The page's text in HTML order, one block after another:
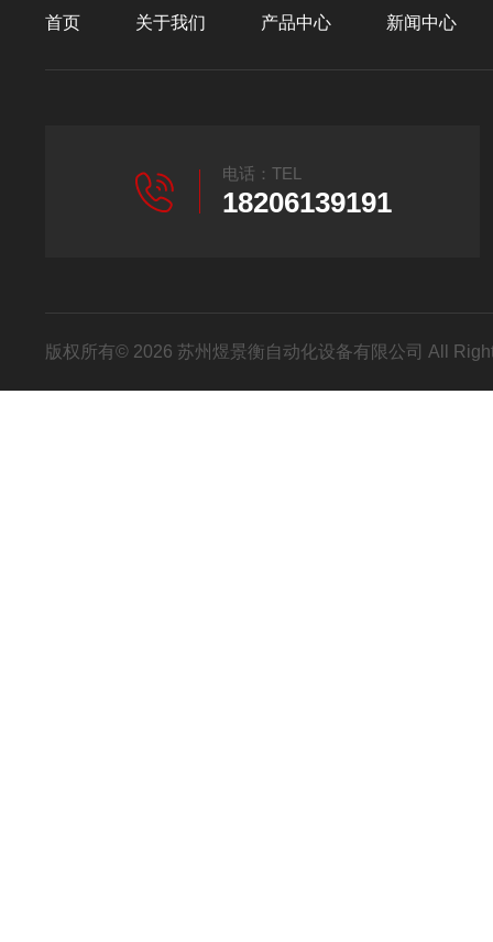
首页 关于我们 产品中心 新闻中心
电话：TEL
18206139191
版权所有© 2026 苏州煜景衡自动化设备有限公司 All